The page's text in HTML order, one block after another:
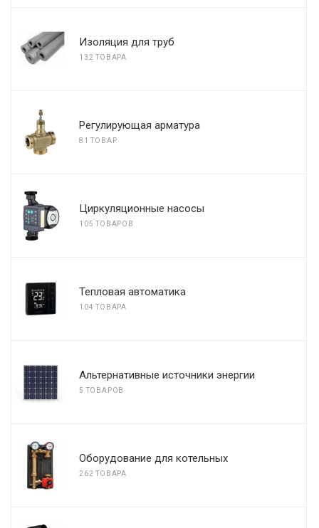
Изоляция для труб
132 ТОВАРА
Регулирующая арматура
81 ТОВАР
Циркуляционные насосы
105 ТОВАРОВ
Тепловая автоматика
104 ТОВАРА
Альтернативные источники энергии
5 ТОВАРОВ
Оборудование для котельных
262 ТОВАРА